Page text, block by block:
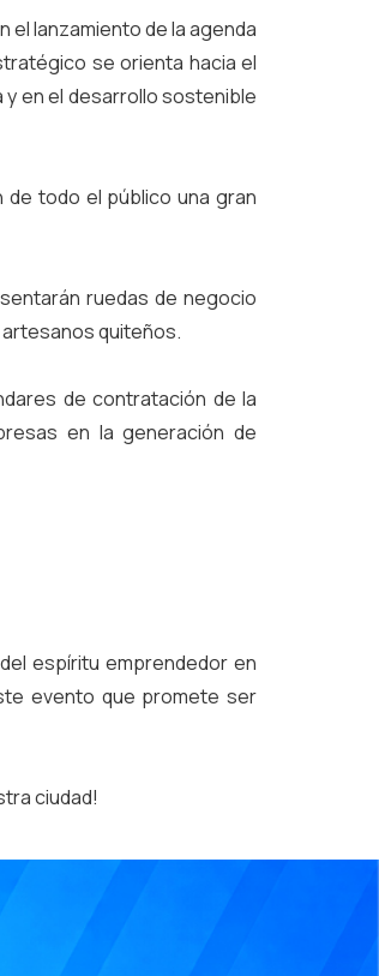
el lanzamiento de la agenda
se orienta hacia el
en el desarrollo sostenible
todo el público una gran
ruedas de negocio
quiteños.
de contratación de la
en la generación de
espíritu emprendedor en
evento que promete ser
ciudad!